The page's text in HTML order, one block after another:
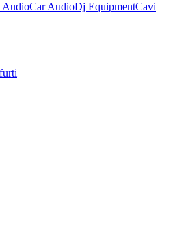
AudioCar AudioDj EquipmentCavi